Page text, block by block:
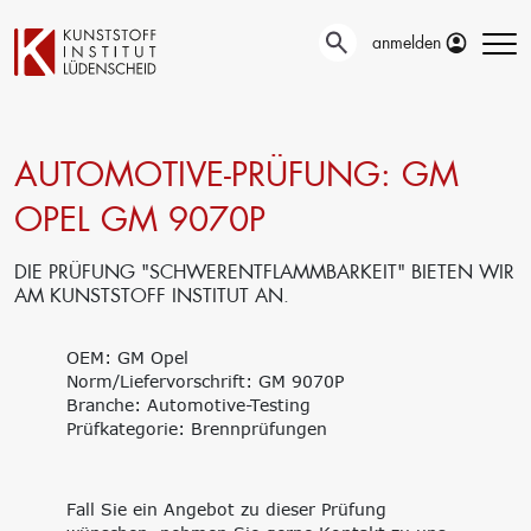
anmelden
Technische
Entwicklung
Oberflächentechnik
Neue Materialien
Anwendungstechnik
Aktuelle
Prüfung
Automotive- und
Material– &
Schadensanalyse
Recycling
Ringversuche
Aus- und
Weiterbildung
Unser Portfolio
Erstausbildung
Forschung
Projekte fördern lassen
Forschungsinfrastruktur
Precursor
AUTOMOTIVE-PRÜFUNG: GM
OPEL GM 9070P
DIE PRÜFUNG "SCHWERENTFLAMMBARKEIT" BIETEN WIR
AM KUNSTSTOFF INSTITUT AN.
OEM: GM Opel
Norm/Liefervorschrift: GM 9070P
Branche: Automotive-Testing
Prüfkategorie: Brennprüfungen
Fall Sie ein Angebot zu dieser Prüfung